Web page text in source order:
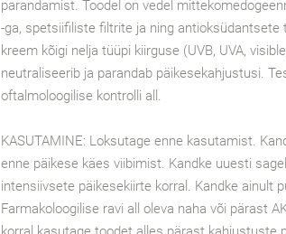
parandamist. Toodel on vedel
-ga, spetsiifiliste filtrite ja ning antioksüdantsete
kreem kõigi nelja tüüpi kiirguse (UVB, UVA,
neutraliseerib ja parandab päikesekahjustusi.
oftalmoloogilise kontrolli all.
KASUTAMINE: Loksutage enne kasutamist.
enne päikese käes viibimist. Kandke uuesti
intensiivsete päikesekiirte korral. Kandke ainult
Farmakoloogilise ravi all oleva naha või pärast